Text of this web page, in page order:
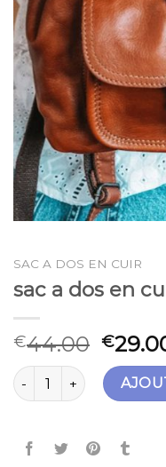
SAC A DOS EN CUIR
sac a dos en
€44.00 €
quantité de sac a dos